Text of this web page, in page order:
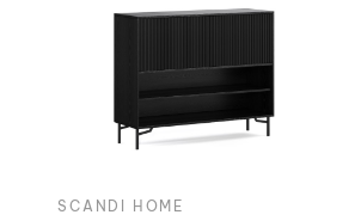
SCANDI HOME